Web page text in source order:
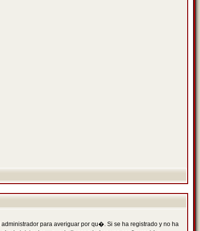
para averiguar por qu�. Si se ha registrado y no ha